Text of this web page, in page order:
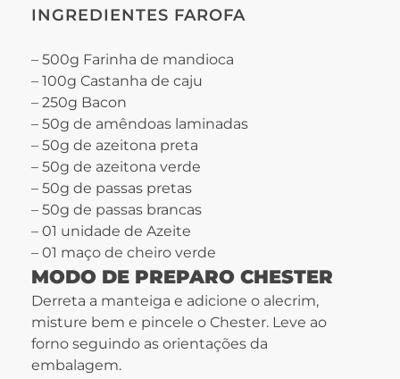
INGREDIENTES FAROFA
– 500g Farinha de mandioca
– 100g Castanha de caju
– 250g Bacon
– 50g de amêndoas laminadas
– 50g de azeitona preta
– 50g de azeitona verde
– 50g de passas pretas
– 50g de passas brancas
– 01 unidade de Azeite
– 01 maço de cheiro verde
MODO DE PREPARO CHESTER
Derreta a manteiga e adicione o alecrim,
misture bem e pincele o Chester. Leve ao
forno seguindo as orientações da
embalagem.